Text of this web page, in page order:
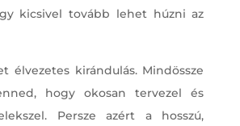
kicsivel tovább lehet húzni az
élvezetes kirándulás. Mindössze
hogy okosan tervezel és
Persze azért a hosszú,